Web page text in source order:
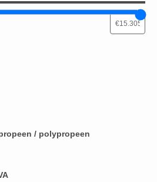
/ polypropeen